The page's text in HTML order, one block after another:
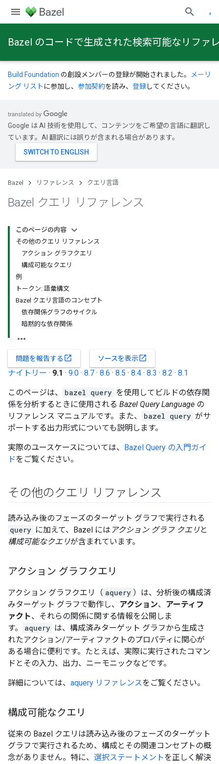
Bazel のコードで生成された検索可能なリファ
Build Foundation の創設メンバーの登録が開始されました。
メーリ
ング リスト に参加し、 参加契約を読み、 登録してください。
Google は AI 技術を使用して、コンテンツをご希望の言語に翻訳し
ています。AI 翻訳には誤りが含まれる場合があります。
Bazel リファレンス クエリ言語
Bazel クエリ リファレンス
このページの内容
その他のクエリ リファレンス
アクション グラフクエリ
構成可能なクエリ
例
トークン: 語彙構文
Bazel クエリ言語のコンセプト
依存関係グラフのサイクル
暗黙的な依存関係
問題を報告する open_in_new ソースを表示open_in_new
ナイトリー · 9.1 · 9.0 · 8.7 · 8.6 · 8.5 · 8.4 · 8.3 · 8.2 · 8.1
このページは、 bazel query を使用してビルドの依存関
係を分析するときに使用される Bazel Query Language の
リファレンス マニュアルです。また、
bazel query がサ
ポートする出力形式についても説明します。
実際のユースケースについては、 Bazel Query の入門ガイ
ドをご覧ください。
その他のクエリ リファレンス
読み込み後のフェーズのターゲット グラフで実行される
query に加えて、Bazel には アクション グラフ クエリと
構成可能なクエリが含まれています。
アクション グラフクエリ
アクション グラフクエリ（ aquery ）は、分析後の構成済
みターゲット グラフで動作し、
アクション、
アーティフ
ァクト、それらの関係に関する情報を公開しま
す。
aquery は、構成済みターゲット グラフから生成さ
れたアクション/アーティファクトのプロパティに関心が
ある場合に便利です。たとえば、実際に実行されたコマン
ドとその入力、出力、ニーモニックなどです。
詳細については、 aquery リファレンスをご覧ください。
構成可能なクエリ
従来の Bazel クエリは読み込み後のフェーズのターゲット
グラフで実行されるため、構成とその関連コンセプトの概
念がありません。特に、 選択ステートメントを正しく解決